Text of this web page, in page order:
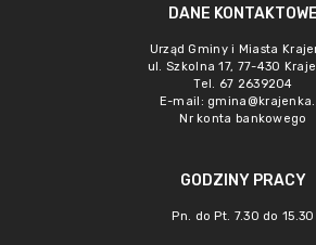
DANE KONTAKTOWE
Urząd Gminy i Miasta
ul. Szkolna 17, 77-430
Tel. 67 2639204
E-mail:
Nr konta bankowego
GODZINY PRACY
Pn. do Pt. 7.30 do 15.30